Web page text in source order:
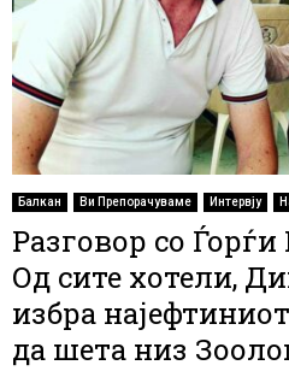
Балкан Ви Препорачуваме Интервју
Разговор со
Од сите хотели,
избра
да шета низ